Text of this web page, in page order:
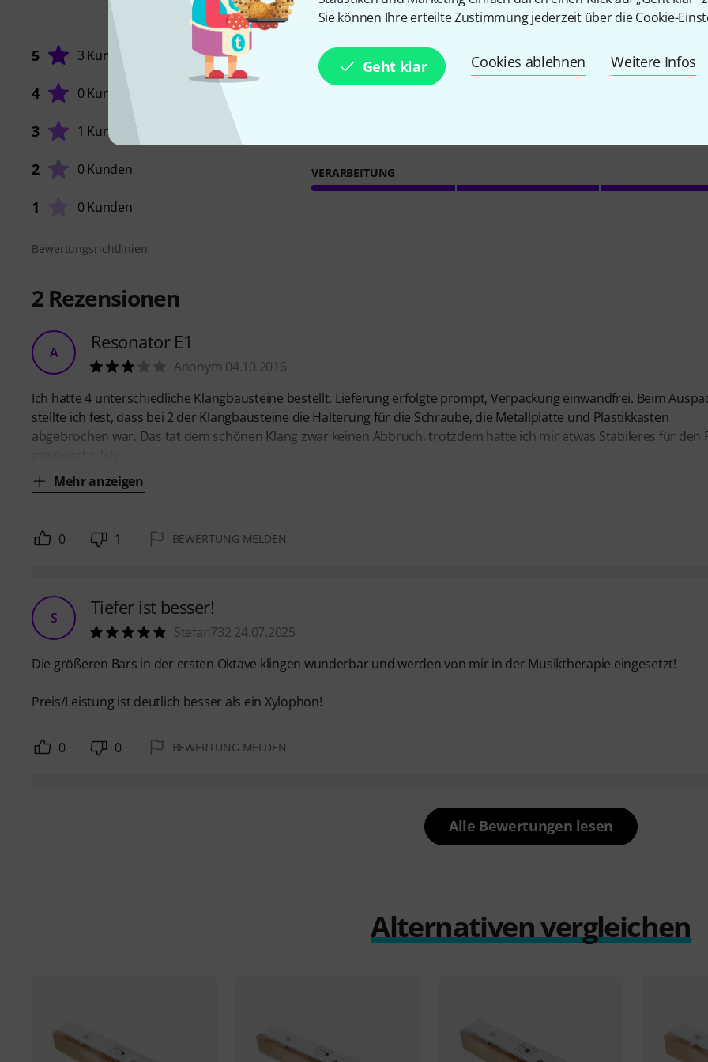
Sie können Ihre erteilte Zustimmung jederzeit über die Cookie-
Geht klar Cookies ablehnen Weitere Infos
5 3 Kunden
4 0 Kunden
3 1 Kunde
2 0 Kunden
1 0 Kunden
4.5/ 5
VERARBEITUNG
Bewertungsrichtlinien
2 Rezensionen
A Resonator E1
Anonym 04.10.2016
Ich hatte 4 unterschiedliche Klangbausteine bestellt. Lieferung erfolgte prompt, Verpackung einwandfrei. Beim
stellte ich fest, dass bei 2 der Klangbausteine die Halterung für die Schraube, die Metallplatte und Plastikkasten
abgebrochen war. Das tat dem schönen Klang zwar keinen Abbruch, trotzdem hatte ich mir etwas Stabileres für den
Mehr anzeigen
0 1 BEWERTUNG MELDEN
S Tiefer ist besser!
Stefan732 24.07.2025
Die größeren Bars in der ersten Oktave klingen wunderbar und werden von mir in der Musiktherapie eingesetzt!
Preis/Leistung ist deutlich besser als ein Xylophon!
0 0 BEWERTUNG MELDEN
Alle Bewertungen lesen
Alternativen vergleichen